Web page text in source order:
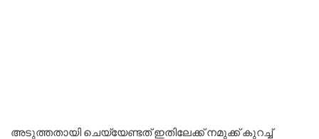
അടുത്തതായി ചെയ്യേണ്ടത് ഇതിലേക്ക് നമുക്ക് കുറച്ച്